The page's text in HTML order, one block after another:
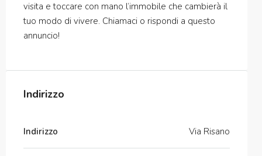
visita e toccare con mano l’immobile che cambierà il
tuo modo di vivere. Chiamaci o rispondi a questo
annuncio!
Indirizzo
Indirizzo Via Risano